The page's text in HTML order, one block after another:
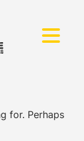
for. Perhaps